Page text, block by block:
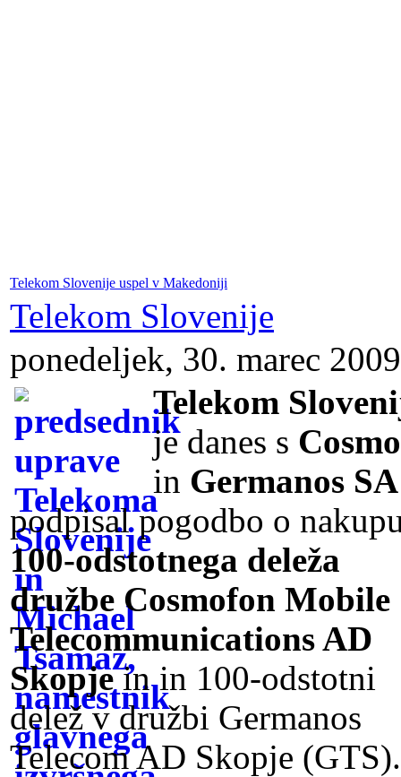
Telekom Slovenije uspel v Makedoniji
Telekom Slovenije
ponedeljek, 30. marec 2009
Telekom
je danes s
in Germanos SA
podpisal pogodbo o
100-odstotnega deleža
družbe Cosmofon Mobile
Telecommunications AD
Skopjein in 100-odstotni
delež v družbi Germanos
Telecom AD Skopje (GTS).